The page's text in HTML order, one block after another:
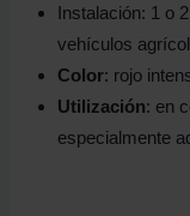
Instalación: 1 o
vehículos
Color: rojo
Utilización: en
especialmente